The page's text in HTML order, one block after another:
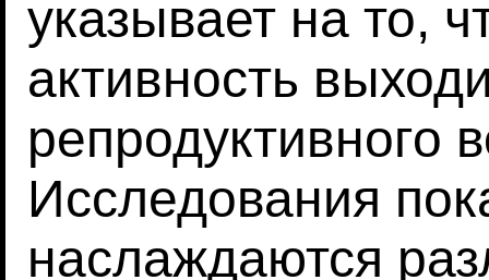
указывает на то,
активность
репродуктивного
Исследования
наслаждаются